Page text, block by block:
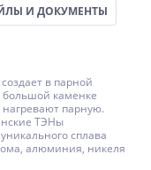
И ДОКУМЕНТЫ
создает в парной
каменке
парную.
ТЭНы
сплава
алюминия, никеля